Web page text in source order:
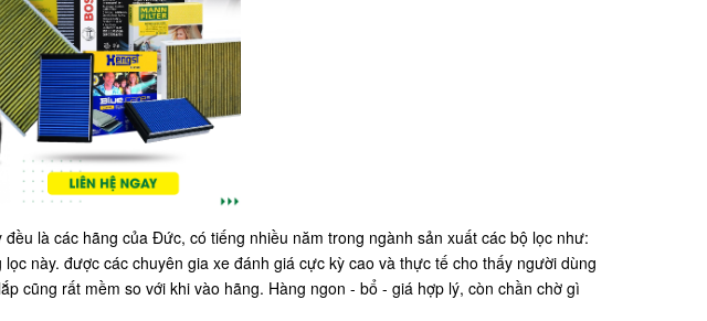
đều là các hãng của Đức, có tiếng nhiều năm trong ngành sản xuất các bộ lọc như:
này. được các chuyên gia xe đánh giá cực kỳ cao và thực tế cho thấy người dùng
cũng rất mềm so với khi vào hãng. Hàng ngon - bổ - giá hợp lý, còn chần chờ gì